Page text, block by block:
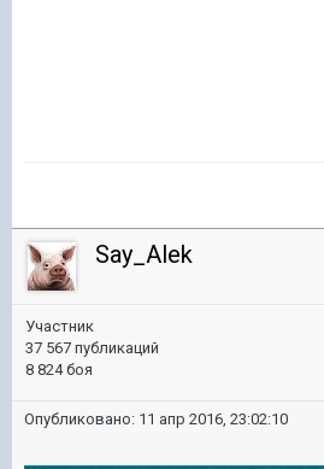
Say_Alek
Участник
37 567 публикаций
8 824 боя
Опубликовано: 11 апр 2016, 23:02:10